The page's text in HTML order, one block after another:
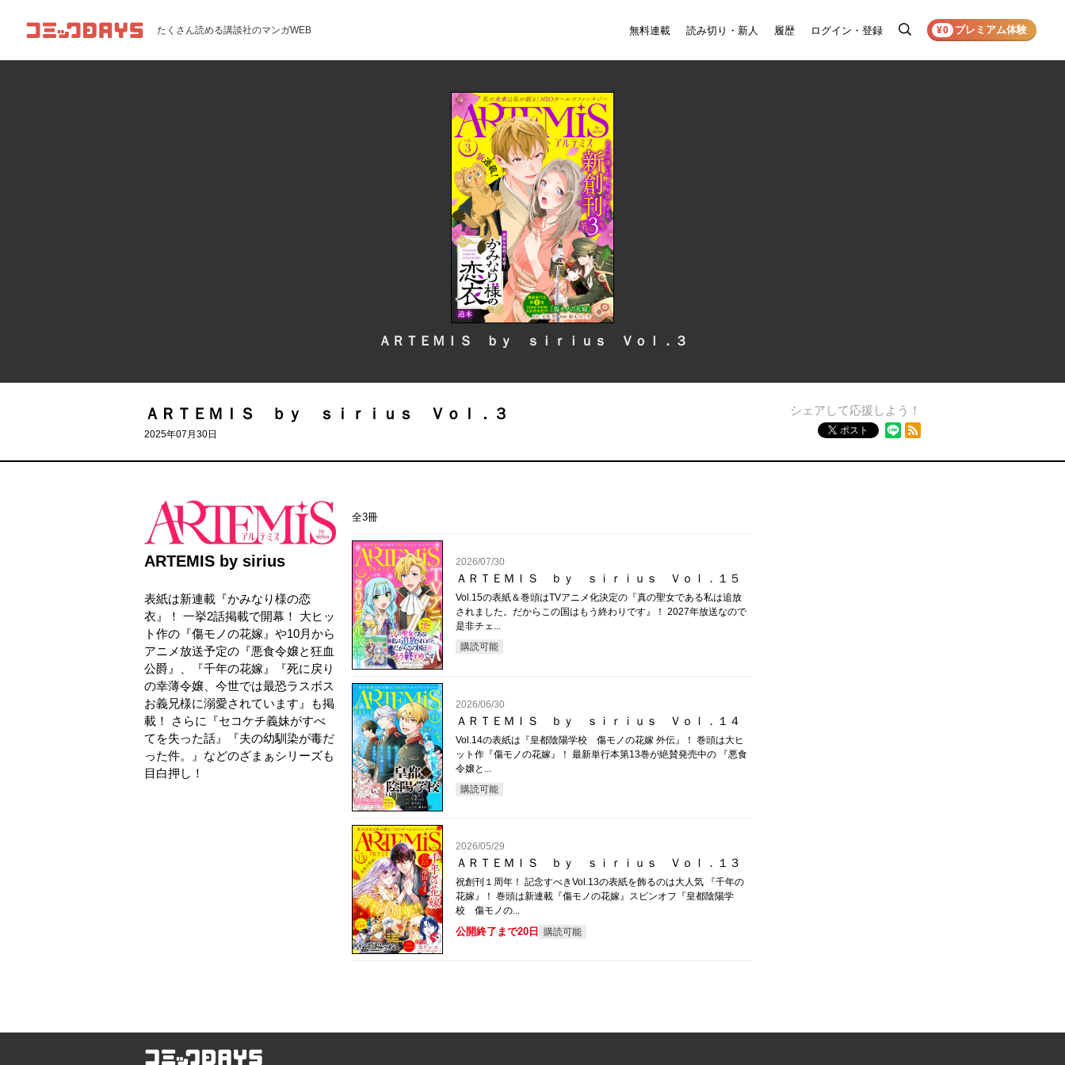
コミックDAYS たくさん読める講談社のマンガWEB 無料連載 読み切り・新人 履歴 ログイン・登録
検
¥0 プレミアム体験
ＡＲＴＥＭＩＳ ｂｙ ｓｉｒｉｕｓ Ｖｏｌ．３
ＡＲＴＥＭＩＳ ｂｙ ｓｉｒｉｕｓ Ｖｏｌ．３
2025年07月30日
シェアして応援しよう！
ポスト
ARTEMIS by sirius
表紙は新連載『かみなり様の恋
衣』！ 一挙2話掲載で開幕！ 大ヒッ
ト作の『傷モノの花嫁』や10月から
アニメ放送予定の『悪食令嬢と狂血
公爵』、『千年の花嫁』『死に戻り
の幸薄令嬢、今世では最恐ラスボス
お義兄様に溺愛されています』も掲
載！ さらに『セコケチ義妹がすべ
てを失った話』『夫の幼馴染が毒だ
った件。』などのざまぁシリーズも
目白押し！
全3冊
2026/07/30
ＡＲＴＥＭＩＳ ｂｙ ｓｉｒｉｕｓ Ｖｏｌ．１５
Vol.15の表紙＆巻頭はTVアニメ化決定の『真の聖女である私は追放
されました。だからこの国はもう終わりです』！ 2027年放送なので
是非チェ...
購読可能
2026/06/30
ＡＲＴＥＭＩＳ ｂｙ ｓｉｒｉｕｓ Ｖｏｌ．１４
Vol.14の表紙は『皇都陰陽学校 傷モノの花嫁 外伝』！ 巻頭は大ヒ
ット作『傷モノの花嫁』！ 最新単行本第13巻が絶賛発売中の 『悪食
令嬢と...
購読可能
2026/05/29
ＡＲＴＥＭＩＳ ｂｙ ｓｉｒｉｕｓ Ｖｏｌ．１３
祝創刊１周年！ 記念すべきVol.13の表紙を飾るのは大人気 『千年の
花嫁』！ 巻頭は新連載『傷モノの花嫁』スピンオフ『皇都陰陽学
校 傷モノの...
公開終了まで20日 購読可能